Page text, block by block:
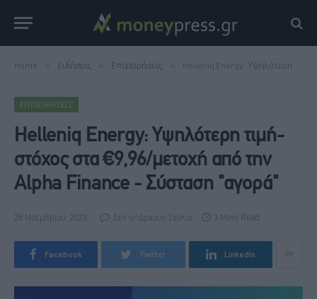
Home Ειδήσεις Επιχειρήσεις Helleniq Energy: Υψηλότερη τιμή-στόχος στα €9,96/μετοχή από την Alpha Finance - Σύσταση "αγορά"
ΕΠΙΧΕΙΡΉΣΕΙΣ
Helleniq Energy: Υψηλότερη τιμή-
στόχος στα €9,96/μετοχή από την
Alpha Finance - Σύσταση "αγορά"
28 Νοεμβρίου, 2023 Δεν υπάρχουν Σχόλια 3 Mins Read
Facebook Twitter LinkedIn